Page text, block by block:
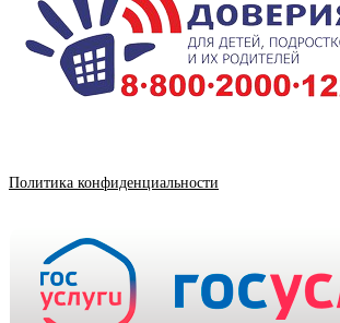
Политика конфиденциальности